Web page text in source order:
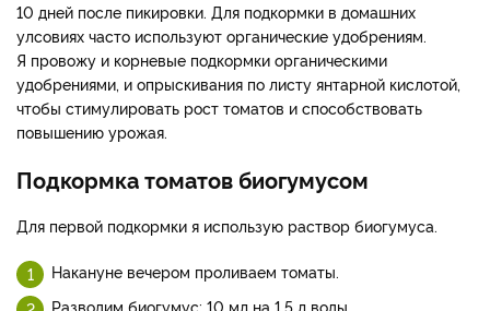
10 дней после пикировки. Для подкормки в домашних
улсовиях часто используют органические удобрениям.
Я провожу и корневые подкормки органическими
удобрениями, и опрыскивания по листу янтарной кислотой,
чтобы стимулировать рост томатов и способствовать
повышению урожая.
Подкормка томатов биогумусом
Для первой подкормки я использую раствор биогумуса.
Накануне вечером проливаем томаты.
Разводим биогумус: 10 мл на 1,5 л воды